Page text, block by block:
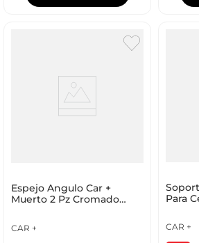
Espejo Angulo Car +
Muerto 2 Pz Cromado
CAR +
Para
CAR +